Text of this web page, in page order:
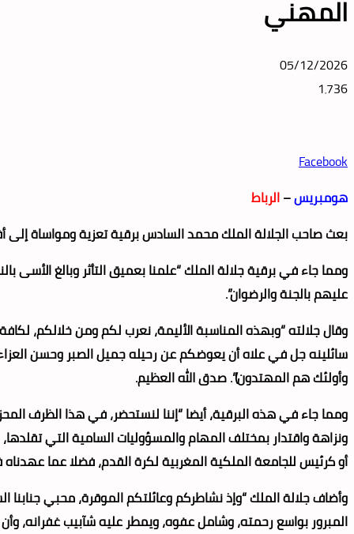
المهني
05/12/2026
1٬736
Facebook
هومبريس–الرباط
بعث صاحب الجلالة الملك محمد السادس برقية تعزية ومواساة
ومما جاء في برقية جلالة الملك “علمنا بعميق التأثر وبالغ
عليهم بالجنة والرضوان”.
وقال جلالته “وبهذه المناسبة الأليمة، نعرب لكم ومن خلالكم،
سائلينه جل في علاه أن يعوضكم عن رحيله جميل الصبر وحسن
وأولئك هم المهتدون)”. صدق الله العظيم.
ومما جاء في هذه البرقية، أيضا “إننا لنستحضر، في هذا الظرف
ونزاهة واقتدار بمختلف المهام والمسؤوليات السامية التي
أو كرئيس للجامعة الملكية المغربية لكرة القدم، فضلا عما
وأضاف جلالة الملك “وإذ نشاطركم وعائلتكم الموقرة، محبي جنابنا
المبرور بواسع رحمته، وشامل عفوه، ويمطر عليه شآبيب غفرانه،